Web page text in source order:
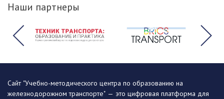
Наши партнеры
Сайт "Учебно-методического центра по образованию на
железнодорожном транспорте" — это цифровая платформа для